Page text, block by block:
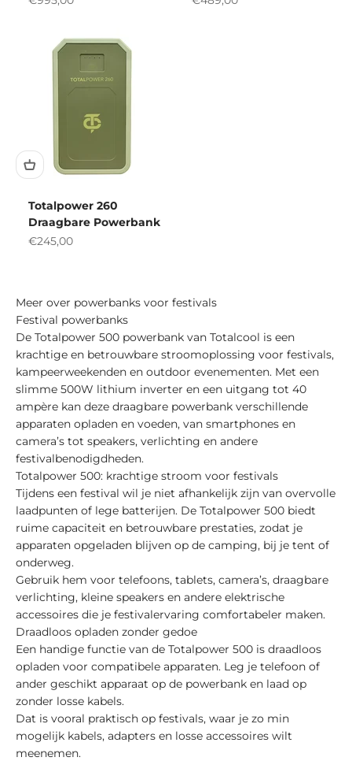
Totalpower 260
Draagbare Powerbank
Aanbiedingsprijs
€245,00
Meer over powerbanks voor festivals
Festival powerbanks
De Totalpower 500 powerbank van Totalcool is een
krachtige en betrouwbare stroomoplossing voor festivals,
kampeerweekenden en outdoor evenementen. Met een
slimme 500W lithium inverter en een uitgang tot 40
ampère kan deze draagbare powerbank verschillende
apparaten opladen en voeden, van smartphones en
camera’s tot speakers, verlichting en andere
festivalbenodigdheden.
Totalpower 500: krachtige stroom voor festivals
Tijdens een festival wil je niet afhankelijk zijn van overvolle
laadpunten of lege batterijen. De Totalpower 500 biedt
ruime capaciteit en betrouwbare prestaties, zodat je
apparaten opgeladen blijven op de camping, bij je tent of
onderweg.
Gebruik hem voor telefoons, tablets, camera’s, draagbare
verlichting, kleine speakers en andere elektrische
accessoires die je festivalervaring comfortabeler maken.
Draadloos opladen zonder gedoe
Een handige functie van de Totalpower 500 is draadloos
opladen voor compatibele apparaten. Leg je telefoon of
ander geschikt apparaat op de powerbank en laad op
zonder losse kabels.
Dat is vooral praktisch op festivals, waar je zo min
mogelijk kabels, adapters en losse accessoires wilt
meenemen.